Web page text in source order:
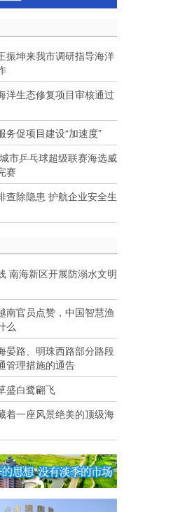
振坤来我市调研指导海洋
洋生态修复项目审核通过
务促项目建设“加速度”
市乒乓球超级联赛海选威
赛
查除隐患 护航企业安全生
南海新区开展防溺水文明
南官员点赞，中国智慧渔
么
晏路、明珠西路部分路段
管理措施的通告
盛白鹭翩飞
着一座风景绝美的顶级海